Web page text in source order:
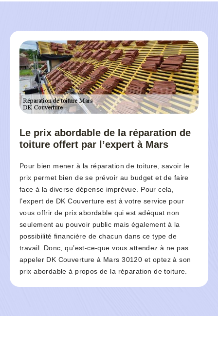
Le prix abordable de la réparation de
toiture offert par l’expert à Mars
Pour bien mener à la réparation de toiture, savoir le
prix permet bien de se prévoir au budget et de faire
face à la diverse dépense imprévue. Pour cela,
l’expert de DK Couverture est à votre service pour
vous offrir de prix abordable qui est adéquat non
seulement au pouvoir public mais également à la
possibilité financière de chacun dans ce type de
travail. Donc, qu’est-ce-que vous attendez à ne pas
appeler DK Couverture à Mars 30120 et optez à son
prix abordable à propos de la réparation de toiture.